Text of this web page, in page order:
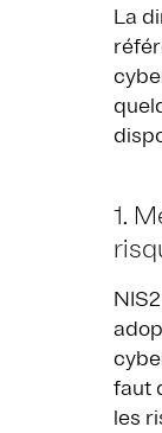
La
1.
faut
les